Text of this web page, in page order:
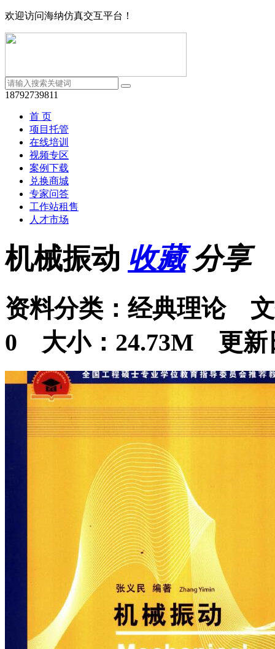
欢迎访问海纳仿真交互平台！
18792739811
首 页
项目托管
在线培训
视频专区
案例下载
兑换商城
专家问答
工作站租售
人才市场
机械振动 收藏 分享
资料分类：经典理论
0 大小：24.73M 更新